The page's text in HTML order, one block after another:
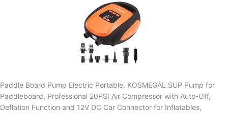
Paddle Board Pump Electric Portable, KOSMEGAL SUP Pump for
Paddleboard, Professional 20PSI Air Compressor with Auto-Off,
Deflation Function and 12V DC Car Connector for Inflatables,